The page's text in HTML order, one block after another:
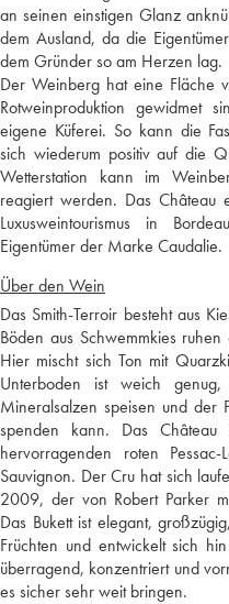
an seinen einstigen Glanz
dem Ausland, da die
dem Gründer so am Herzen lag.
Der Weinberg hat eine
Rotweinproduktion gewidmet
eigene Küferei. So kann die
sich wiederum positiv auf die
Wetterstation kann im
reagiert werden. Das Château
Luxusweintourismus in
Eigentümer der Marke Caudalie.
Über den Wein
Das Smith-Terroir besteht aus
Böden aus Schwemmkies
Hier mischt sich Ton mit
Unterboden ist weich
Mineralsalzen speisen und der
spenden kann. Das Château
hervorragenden roten
Sauvignon. Der Cru hat sich
2009, der von Robert Parker
Das Bukett ist elegant,
Früchten und entwickelt sich
überragend, konzentriert und
es sicher sehr weit bringen.